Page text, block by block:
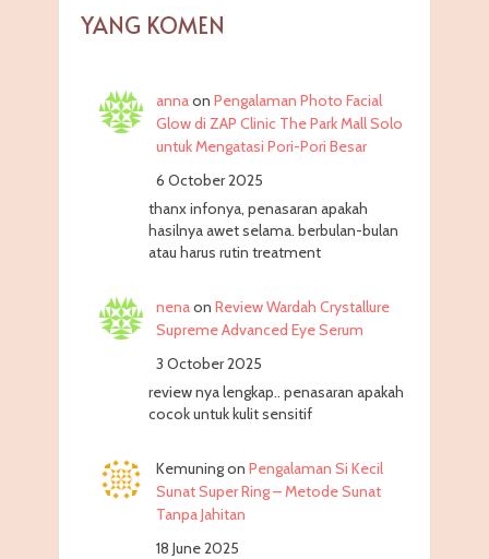
YANG KOMEN
annaon Pengalaman Photo Facial
Glow di ZAP Clinic The Park Mall Solo
untuk Mengatasi Pori-Pori Besar
6 October 2025
thanx infonya, penasaran apakah
hasilnya awet selama. berbulan-bulan
atau harus rutin treatment
nenaon Review Wardah Crystallure
Supreme Advanced Eye Serum
3 October 2025
review nya lengkap.. penasaran apakah
cocok untuk kulit sensitif
Kemuningon Pengalaman Si Kecil
Sunat Super Ring – Metode Sunat
Tanpa Jahitan
18 June 2025